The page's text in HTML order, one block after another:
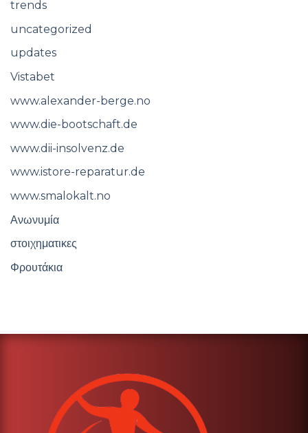
trends
uncategorized
updates
Vistabet
www.alexander-berge.no
www.die-bootschaft.de
www.dii-insolvenz.de
www.istore-reparatur.de
www.smalokalt.no
Ανωνυμία
στοιχηματικες
Φρουτάκια